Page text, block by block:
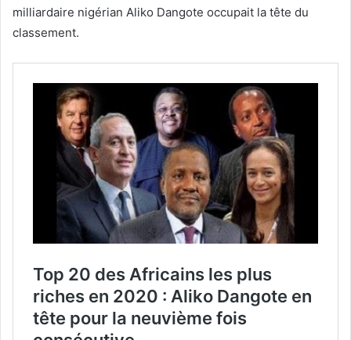
milliardaire nigérian Aliko Dangote occupait la tête du
classement.